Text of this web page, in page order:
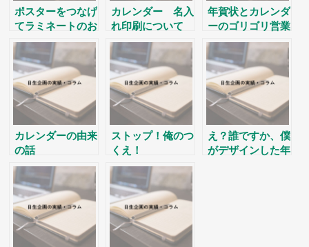
ポスターをつなげ
てラミネートのお
問い合わせ
カレンダー 名入
れ印刷について
年賀状とカレンダ
ーのゴリゴリ営業
記事
カレンダーの由来
の話
ストップ！俺のつ
くえ！
え？誰ですか、僕
がデザインした年